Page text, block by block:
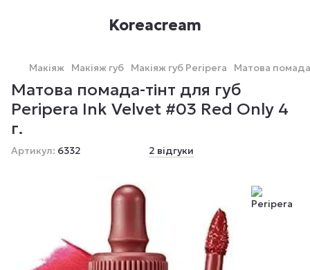
Koreacream
Макіяж Макіяж губ Макіяж губ Peripera Матова
Матова помада-тінт для губ
Peripera Ink Velvet #03 Red Only 4
г.
Артикул: 6332 2 відгуки